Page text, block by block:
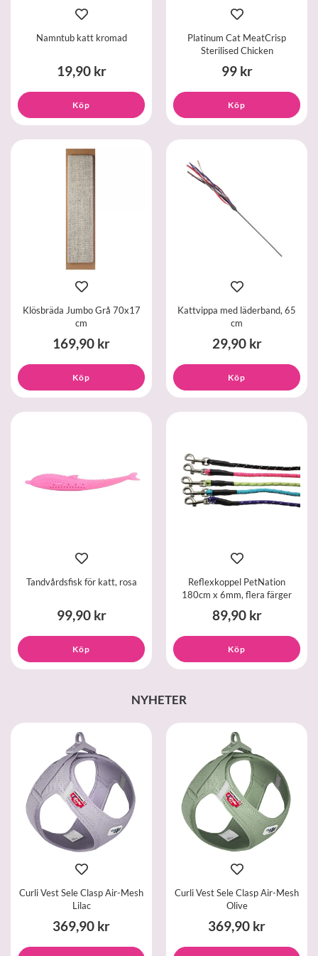
Namntub katt kromad
19,90 kr
Köp
Platinum Cat MeatCrisp
Sterilised Chicken
99 kr
Köp
Klösbräda Jumbo Grå 70x17
cm
169,90 kr
Köp
Kattvippa med läderband, 65
cm
29,90 kr
Köp
Tandvårdsfisk för katt, rosa
99,90 kr
Köp
Reflexkoppel PetNation
180cm x 6mm, flera färger
89,90 kr
Köp
NYHETER
Curli Vest Sele Clasp Air-Mesh
Lilac
369,90 kr
Curli Vest Sele Clasp Air-Mesh
Olive
369,90 kr